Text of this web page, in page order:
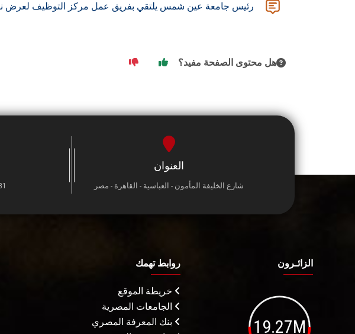
رئيس جامعة عين شمس يلتقي بفريق عمل مركز التوظيف لعرض
هل محتوى الصفحة مفيد؟
العنوان
شارع الخليفة المأمون - العباسية - القاهرة - مصر
الزائـرون
19.27M
روابط تهمك
خريطة الموقع
الجامعات المصرية
بنك المعرفة المصري